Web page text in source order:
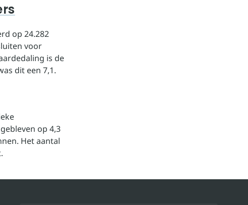
op 24.282
voor
is de
dit een 7,1.
op 4,3
Het aantal